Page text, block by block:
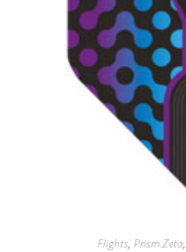
Flights, Prism Zeta,